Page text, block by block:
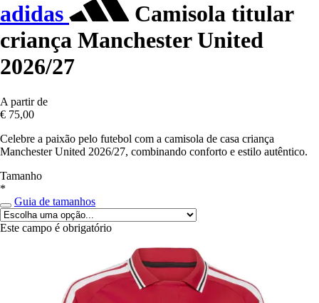
adidas
Camisola titular
criança Manchester United
2026/27
A partir de
€ 75,00
Celebre a paixão pelo futebol com a camisola de casa criança
Manchester United 2026/27, combinando conforto e estilo autêntico.
Tamanho
*
Guia de tamanhos
Este campo é obrigatório